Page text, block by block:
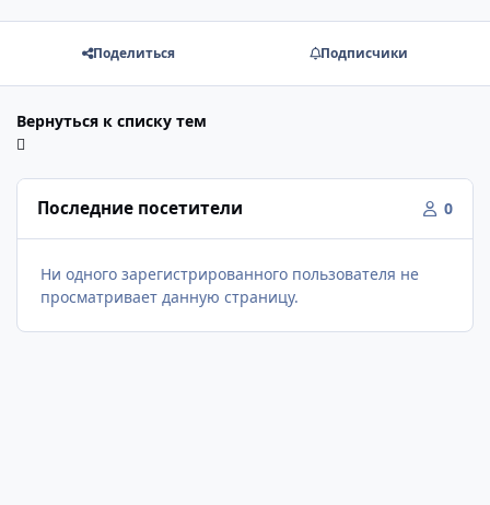
Поделиться Подписчики
Вернуться к списку тем
Последние посетители 0
Ни одного зарегистрированного пользователя не
просматривает данную страницу.